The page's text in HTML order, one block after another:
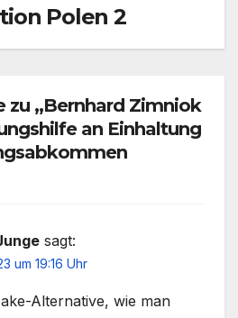
Polen 2
zu „Bernhard Zimniok
an Einhaltung
sagt:
um 19:16 Uhr
Alternative, wie man